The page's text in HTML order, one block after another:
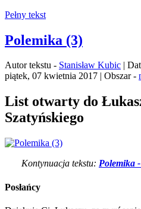
Pełny tekst
Polemika (3)
Autor tekstu - Stanisław Kubic |
piątek, 07 kwietnia 2017 | Obszar -
List otwarty do
Szatyńskiego
Kontynuacja tekstu: Polemika
Posłańcy